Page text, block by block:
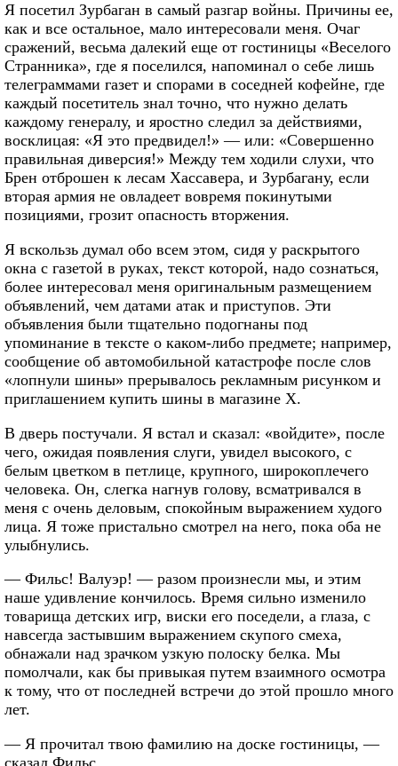
Я посетил Зурбаган в самый разгар войны. Причины ее,
как и все остальное, мало интересовали меня. Очаг
сражений, весьма далекий еще от гостиницы «Веселого
Странника», где я поселился, напоминал о себе лишь
телеграммами газет и спорами в соседней кофейне, где
каждый посетитель знал точно, что нужно делать
каждому генералу, и яростно следил за действиями,
восклицая: «Я это предвидел!» — или: «Совершенно
правильная диверсия!» Между тем ходили слухи, что
Брен отброшен к лесам Хассавера, и Зурбагану, если
вторая армия не овладеет вовремя покинутыми
позициями, грозит опасность вторжения.
Я вскользь думал обо всем этом, сидя у раскрытого
окна с газетой в руках, текст которой, надо сознаться,
более интересовал меня оригинальным размещением
объявлений, чем датами атак и приступов. Эти
объявления были тщательно подогнаны под
упоминание в тексте о каком-либо предмете; например,
сообщение об автомобильной катастрофе после слов
«лопнули шины» прерывалось рекламным рисунком и
приглашением купить шины в магазине X.
В дверь постучали. Я встал и сказал: «войдите», после
чего, ожидая появления слуги, увидел высокого, с
белым цветком в петлице, крупного, широкоплечего
человека. Он, слегка нагнув голову, всматривался в
меня с очень деловым, спокойным выражением худого
лица. Я тоже пристально смотрел на него, пока оба не
улыбнулись.
— Фильс! Валуэр! — разом произнесли мы, и этим
наше удивление кончилось. Время сильно изменило
товарища детских игр, виски его поседели, а глаза, с
навсегда застывшим выражением скупого смеха,
обнажали над зрачком узкую полоску белка. Мы
помолчали, как бы привыкая путем взаимного осмотра
к тому, что от последней встречи до этой прошло много
лет.
— Я прочитал твою фамилию на доске гостиницы, —
сказал Фильс.